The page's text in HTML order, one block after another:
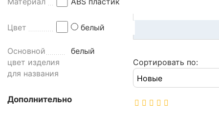
м
р
а
с
ы
Цвет белый
Основной
цвет изделия
для названия
белый
Дополнительно
Сортировать по: